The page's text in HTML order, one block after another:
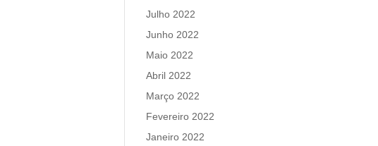
Julho 2022
Junho 2022
Maio 2022
Abril 2022
Março 2022
Fevereiro 2022
Janeiro 2022